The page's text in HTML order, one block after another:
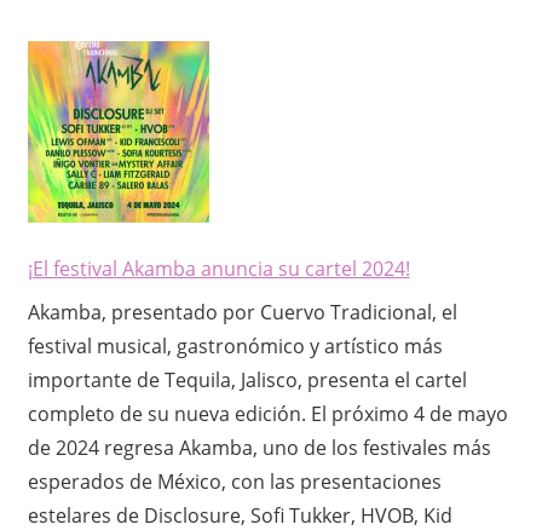
¡El festival Akamba anuncia su cartel 2024!
Akamba, presentado por Cuervo Tradicional, el
festival musical, gastronómico y artístico más
importante de Tequila, Jalisco, presenta el cartel
completo de su nueva edición. El próximo 4 de mayo
de 2024 regresa Akamba, uno de los festivales más
esperados de México, con las presentaciones
estelares de Disclosure, Sofi Tukker, HVOB, Kid